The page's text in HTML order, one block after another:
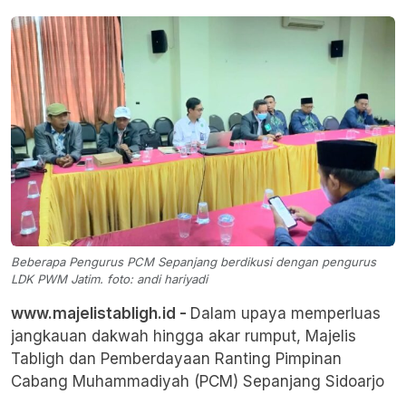
Beberapa Pengurus PCM Sepanjang berdikusi dengan pengurus
LDK PWM Jatim. foto: andi hariyadi
www.majelistabligh.id - Dalam upaya memperluas
jangkauan dakwah hingga akar rumput, Majelis
Tabligh dan Pemberdayaan Ranting Pimpinan
Cabang Muhammadiyah (PCM) Sepanjang Sidoarjo